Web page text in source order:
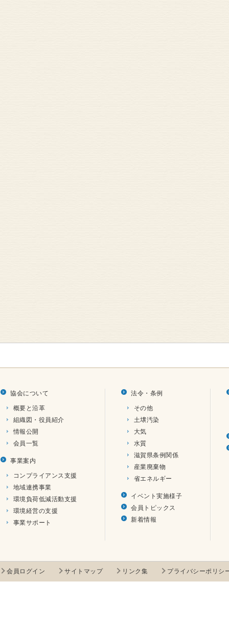
協会について
概要と沿革
組織図・役員紹介
情報公開
会員一覧
事業案内
コンプライアンス支援
地域連携事業
環境負荷低減活動支援
環境経営の支援
事業サポート
法令・条例
その他
土壌汚染
大気
水質
滋賀県条例関係
産業廃棄物
省エネルギー
イベント実施様子
会員トピックス
新着情報
会員ログイン サイトマップ リンク集 プライバシーポリシ